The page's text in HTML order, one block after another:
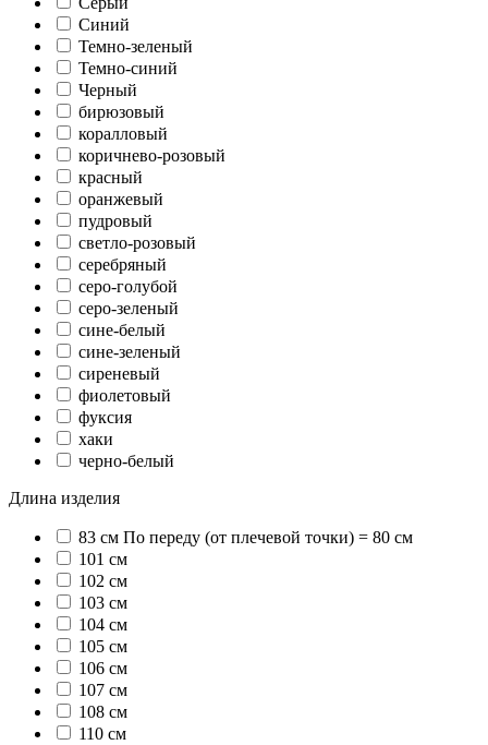
Синий
Темно-зеленый
Темно-синий
Черный
бирюзовый
коралловый
коричнево-розовый
красный
оранжевый
пудровый
светло-розовый
серебряный
серо-голубой
серо-зеленый
сине-белый
сине-зеленый
сиреневый
фиолетовый
фуксия
хаки
черно-белый
Длина изделия
83 см По переду (от плечевой точки) = 80 см
101 см
102 см
103 см
104 см
105 см
106 см
107 см
108 см
110 см